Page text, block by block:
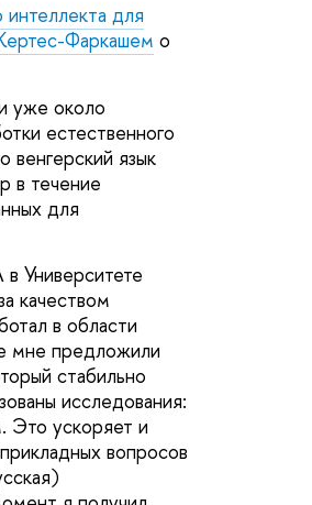
интеллекта для
Фаркашем о
уже около
естественного
венгерский язык
в течение
для
Университете
качеством
в области
мне предложили
стабильно
исследования:
Это ускоряет и
вопросов